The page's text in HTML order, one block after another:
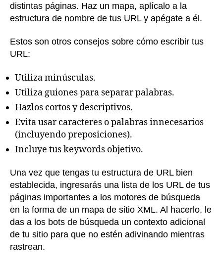
distintas páginas. Haz un mapa, aplícalo a la
estructura de nombre de tus URL y apégate a él.
Estos son otros consejos sobre cómo escribir tus
URL:
Utiliza minúsculas.
Utiliza guiones para separar palabras.
Hazlos cortos y descriptivos.
Evita usar caracteres o palabras innecesarios
(incluyendo preposiciones).
Incluye tus keywords objetivo.
Una vez que tengas tu estructura de URL bien
establecida, ingresarás una lista de los URL de tus
páginas importantes a los motores de búsqueda
en la forma de un mapa de sitio XML. Al hacerlo, le
das a los bots de búsqueda un contexto adicional
de tu sitio para que no estén adivinando mientras
rastrean.